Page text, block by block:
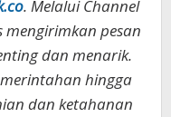
. Melalui Channel
pesan
dan menarik.
hingga
dan ketahanan